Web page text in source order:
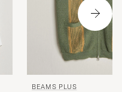
BEAMS PLUS